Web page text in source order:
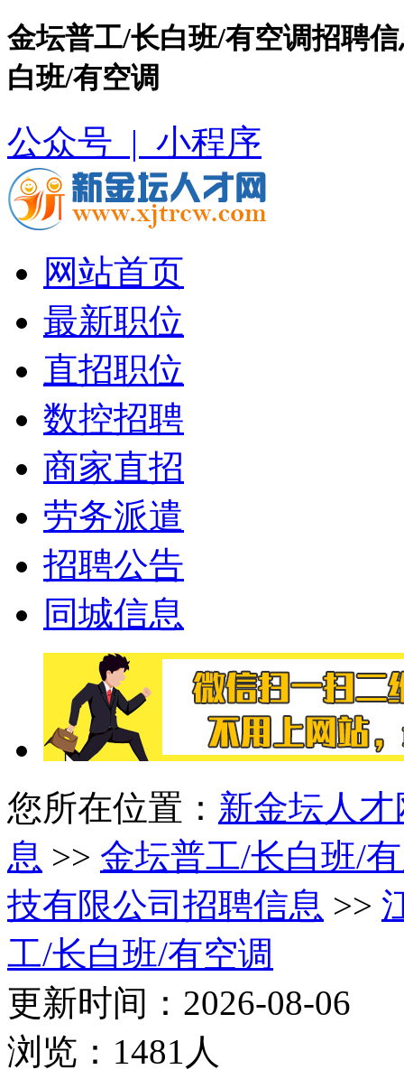
金坛普工/长白班/有空调招聘
白班/有空调
公众号 | 小程序
网站首页
最新职位
直招职位
数控招聘
商家直招
劳务派遣
招聘公告
同城信息
您所在位置： 新金坛人才
息 >> 金坛普工/长白班/
技有限公司招聘信息 >>
工/长白班/有空调
更新时间：2026-08-06
浏览：1481人